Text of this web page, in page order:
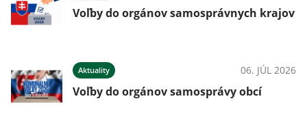
Voľby do orgánov samosprávnych krajov
Aktuality 06. JÚL 2026
Voľby do orgánov samosprávy obcí